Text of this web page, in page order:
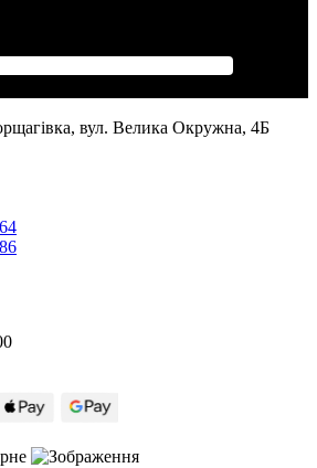
вул. Велика Окружна, 4Б